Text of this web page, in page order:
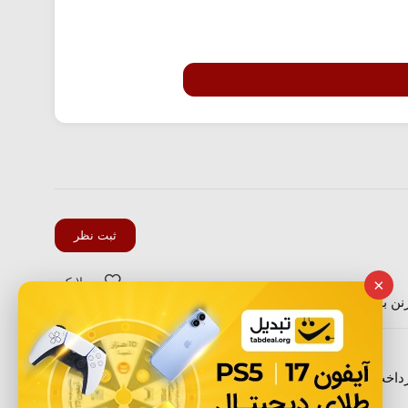
ثبت نظر
بعدش هزینه ارسالو میبرن بالا
54لایک
پرداخت هزینه ارسال تا قرون اخر کسر شد.هرچی
13لایک
×